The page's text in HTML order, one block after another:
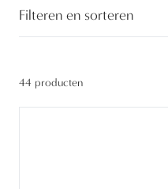
Filteren en sorteren
44 producten